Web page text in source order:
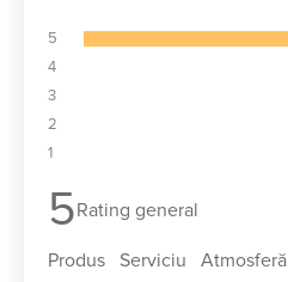
5
4
3
2
1
5Rating general
Produs Serviciu Atmosferă